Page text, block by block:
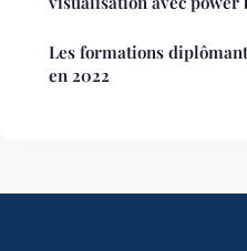
Les formations
en 2022